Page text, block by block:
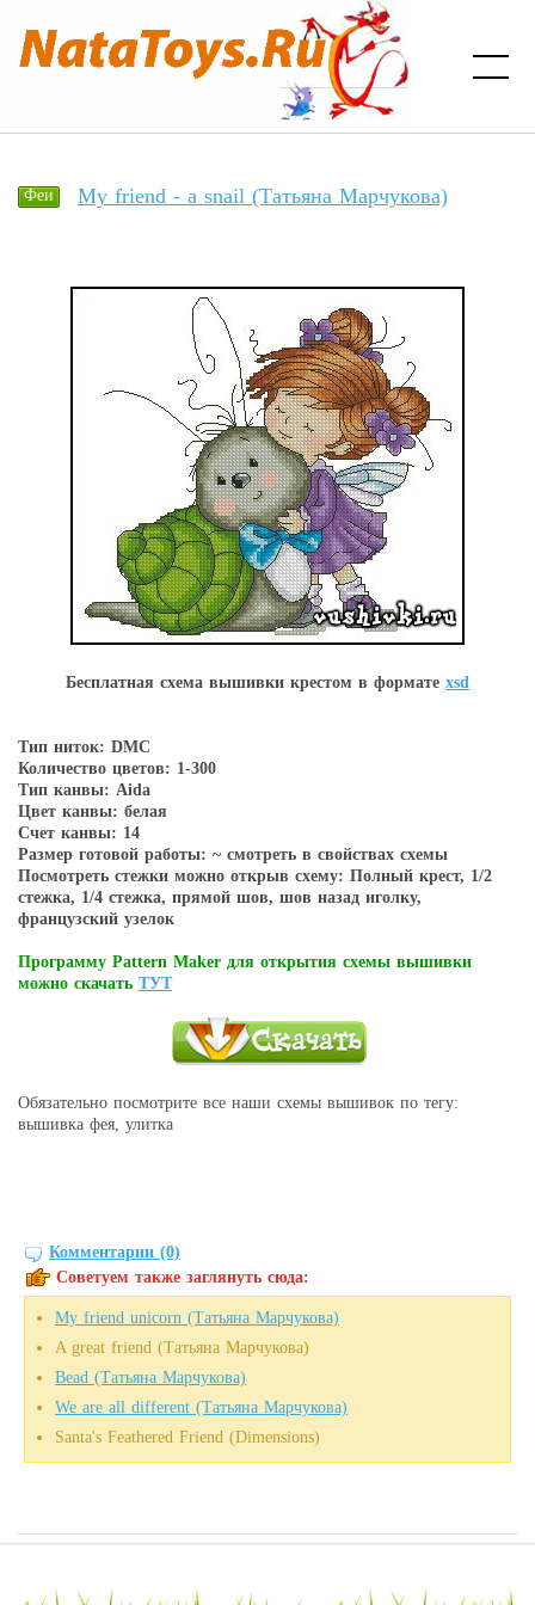
Феи My friend - a snail (Татьяна Марчукова)
Бесплатная схема вышивки крестом в форматe xsd
Тип ниток: DMC
Количество цветов: 1-300
Тип канвы: Aida
Цвет канвы: белая
Счет канвы: 14
Размер готовой работы: ~ смотреть в свойствах схемы
Посмотреть стежки можно открыв схему: Полный крест, 1/2
стежка, 1/4 стежка, прямой шов, шов назад иголку,
французский узелок
Программу Pattern Maker для открытия схемы вышивки
можно скачать ТУТ
Обязательно посмотрите все наши схемы вышивок по тегу:
вышивка фея, улитка
Комментарии (0)
Советуем также заглянуть сюда:
My friend unicorn (Татьяна Марчукова)
A great friend (Татьяна Марчукова)
Bead (Татьяна Марчукова)
We are all different (Татьяна Марчукова)
Santa's Feathered Friend (Dimensions)